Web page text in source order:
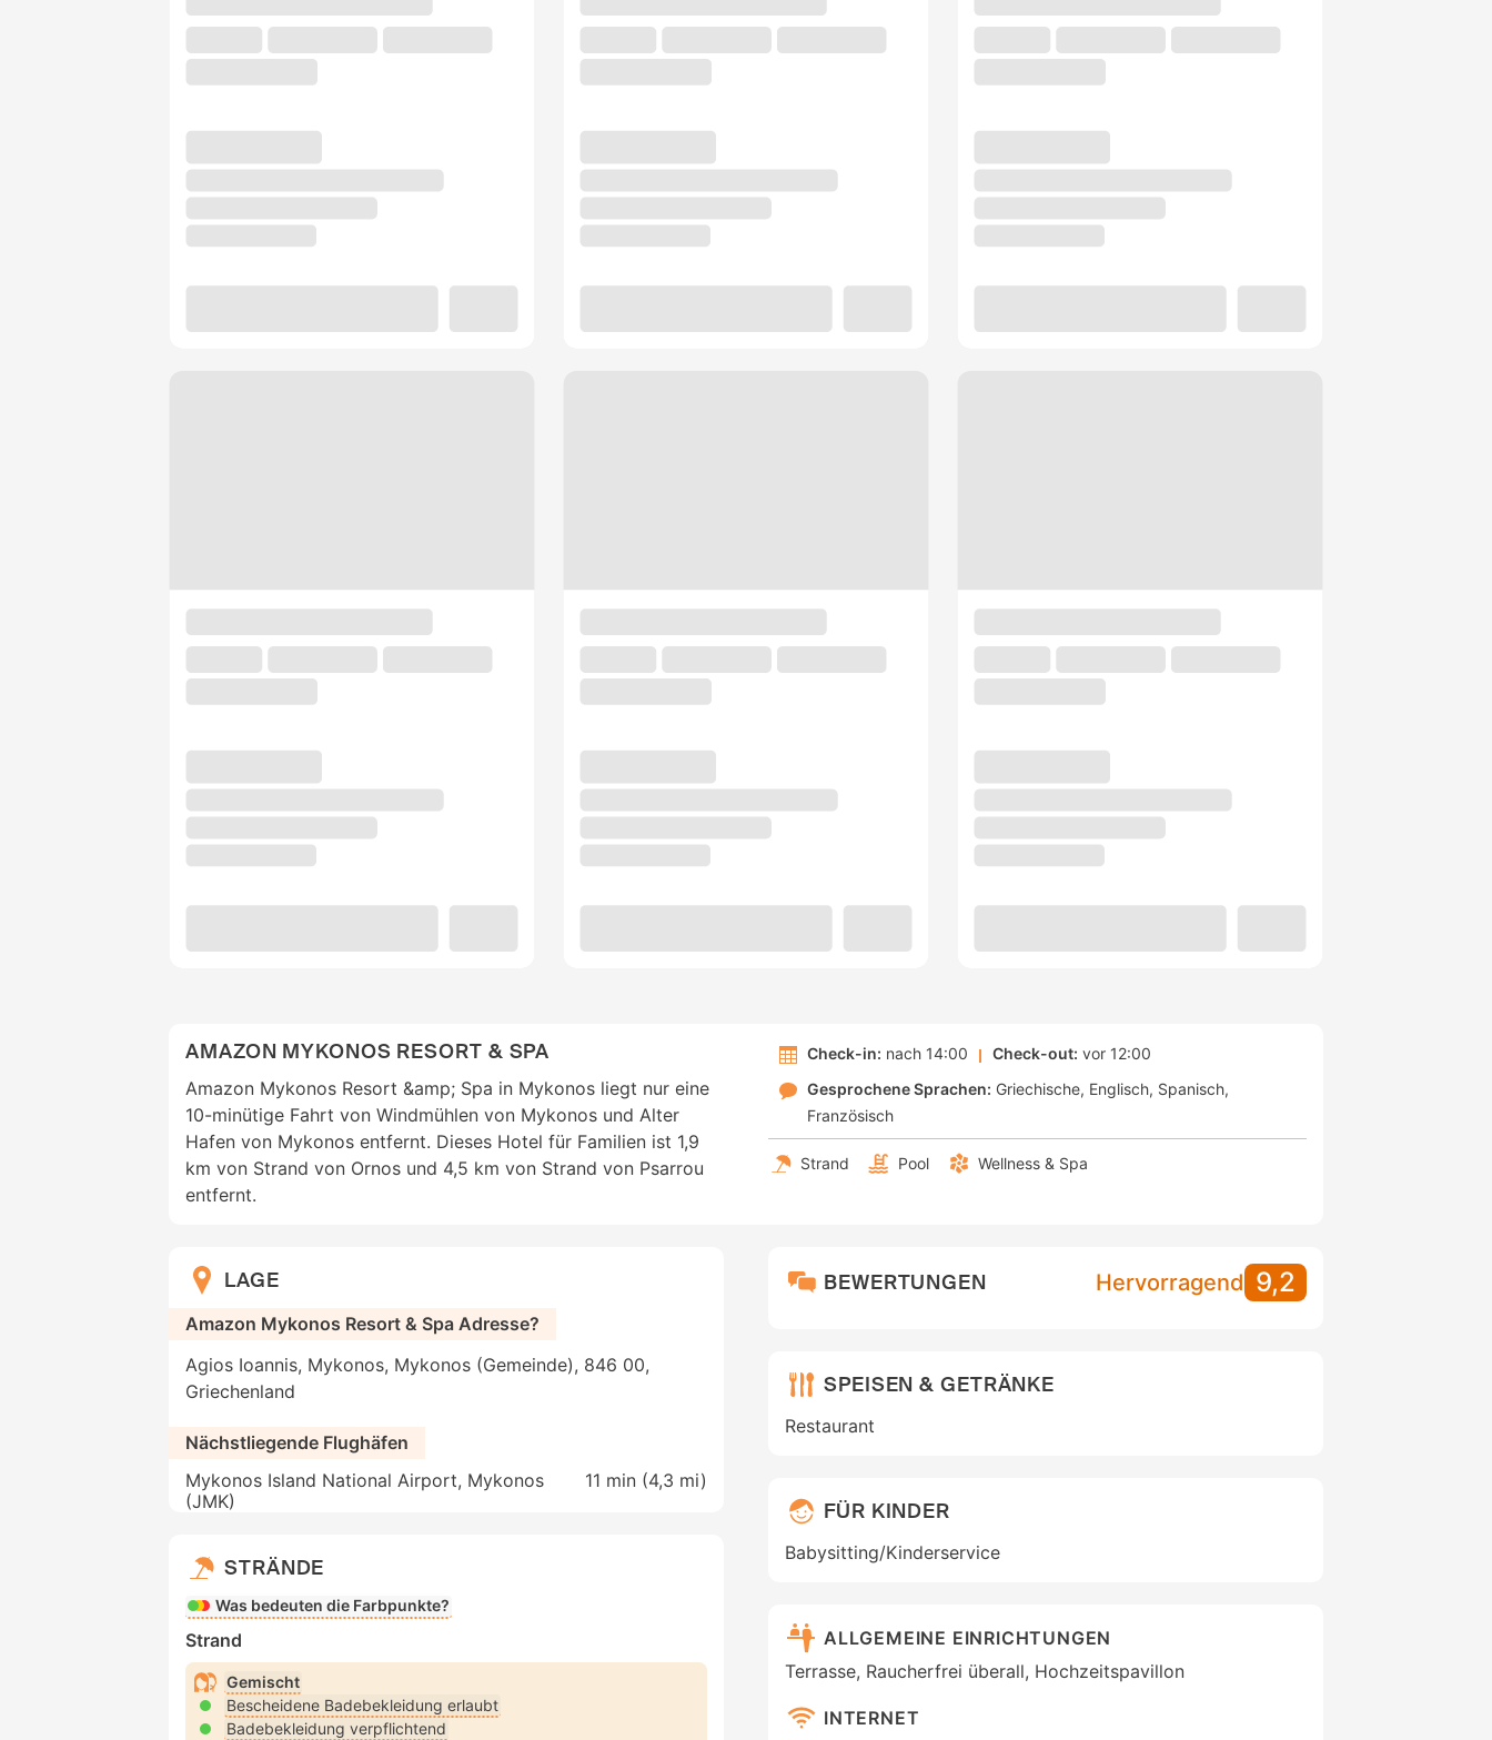
AMAZON MYKONOS RESORT & SPA
Amazon Mykonos Resort &amp; Spa in Mykonos liegt nur eine
10-minütige Fahrt von Windmühlen von Mykonos und Alter
Hafen von Mykonos entfernt. Dieses Hotel für Familien ist 1,9
km von Strand von Ornos und 4,5 km von Strand von Psarrou
entfernt.
Check-in: nach 14:00 Check-out: vor 12:00
Gesprochene Sprachen: Griechische Englisch Spanisch
Französisch
Strand Pool Wellness & Spa
LAGE
Amazon Mykonos Resort & Spa Adresse?
Agios Ioannis, Mykonos, Mykonos (Gemeinde), 846 00,
Griechenland
Nächstliegende Flughäfen
Mykonos Island National Airport, Mykonos
(JMK)
11 min (4,3 mi)
STRÄNDE
Was bedeuten die Farbpunkte?
Strand
Gemischt
Bescheidene Badebekleidung erlaubt
Badebekleidung verpflichtend
BEWERTUNGEN Hervorragend 9,2
SPEISEN & GETRÄNKE
Restaurant
FÜR KINDER
Babysitting/Kinderservice
ALLGEMEINE EINRICHTUNGEN
Terrasse, Raucherfrei überall, Hochzeitspavillon
INTERNET